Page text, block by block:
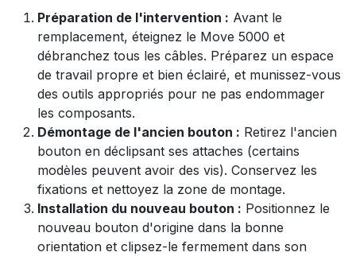
Préparation de l'intervention : Avant le
remplacement, éteignez le Move 5000 et
débranchez tous les câbles. Préparez un espace
de travail propre et bien éclairé, et munissez-vous
des outils appropriés pour ne pas endommager
les composants.
Démontage de l'ancien bouton : Retirez l'ancien
bouton en déclipsant ses attaches (certains
modèles peuvent avoir des vis). Conservez les
fixations et nettoyez la zone de montage.
Installation du nouveau bouton : Positionnez le
nouveau bouton d'origine dans la bonne
orientation et clipsez-le fermement dans son